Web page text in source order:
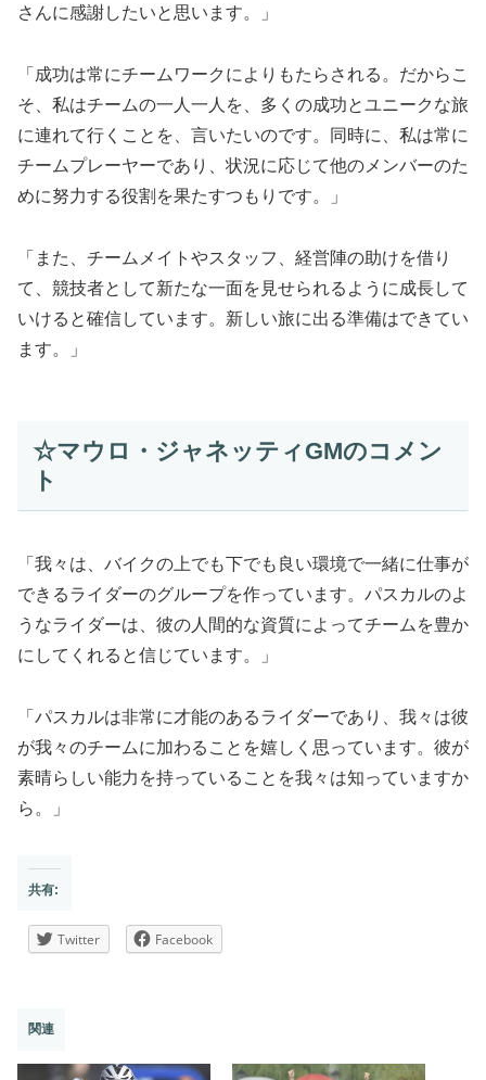
さんに感謝したいと思います。」
「成功は常にチームワークによりもたらされる。だからこ
そ、私はチームの一人一人を、多くの成功とユニークな旅
に連れて行くことを、言いたいのです。同時に、私は常に
チームプレーヤーであり、状況に応じて他のメンバーのた
めに努力する役割を果たすつもりです。」
「また、チームメイトやスタッフ、経営陣の助けを借り
て、競技者として新たな一面を見せられるように成長して
いけると確信しています。新しい旅に出る準備はできてい
ます。」
☆マウロ・ジャネッティGMのコメン
ト
「我々は、バイクの上でも下でも良い環境で一緒に仕事が
できるライダーのグループを作っています。パスカルのよ
うなライダーは、彼の人間的な資質によってチームを豊か
にしてくれると信じています。」
「パスカルは非常に才能のあるライダーであり、我々は彼
が我々のチームに加わることを嬉しく思っています。彼が
素晴らしい能力を持っていることを我々は知っていますか
ら。」
共有:
Twitter Facebook
関連